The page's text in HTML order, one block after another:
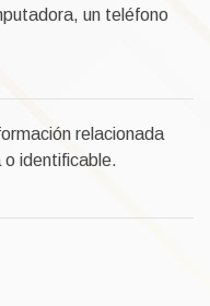
un teléfono
relacionada
o identificable.